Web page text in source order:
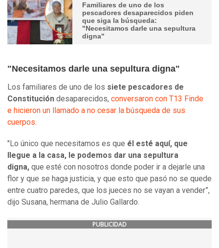
Familiares de uno de los
pescadores desaparecidos piden
que siga la búsqueda:
"Necesitamos darle una sepultura
digna"
"Necesitamos darle una sepultura digna"
Los familiares de uno de los siete pescadores de
Constitución desaparecidos, conversaron con T13 Finde
e hicieron un llamado a no cesar la búsqueda de sus
cuerpos.
"Lo único que necesitamos es que él esté aquí, que
llegue a la casa, le podemos dar una sepultura
digna, que esté con nosotros donde poder ir a dejarle una
flor y que se haga justicia, y que esto que pasó no se quede
entre cuatro paredes, que los jueces no se vayan a vender”,
dijo Susana, hermana de Julio Gallardo.
PUBLICIDAD